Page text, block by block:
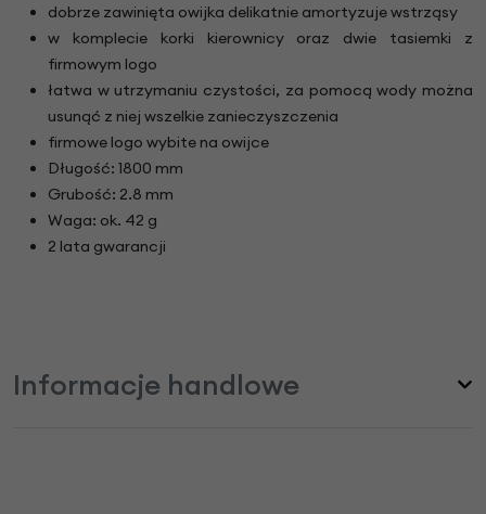
dobrze zawinięta owijka delikatnie amortyzuje wstrząsy
w komplecie korki kierownicy oraz dwie tasiemki z
firmowym logo
łatwa w utrzymaniu czystości, za pomocą wody można
usunąć z niej wszelkie zanieczyszczenia
firmowe logo wybite na owijce
Długość: 1800 mm
Grubość: 2.8 mm
Waga: ok. 42 g
2 lata gwarancji
Informacje handlowe